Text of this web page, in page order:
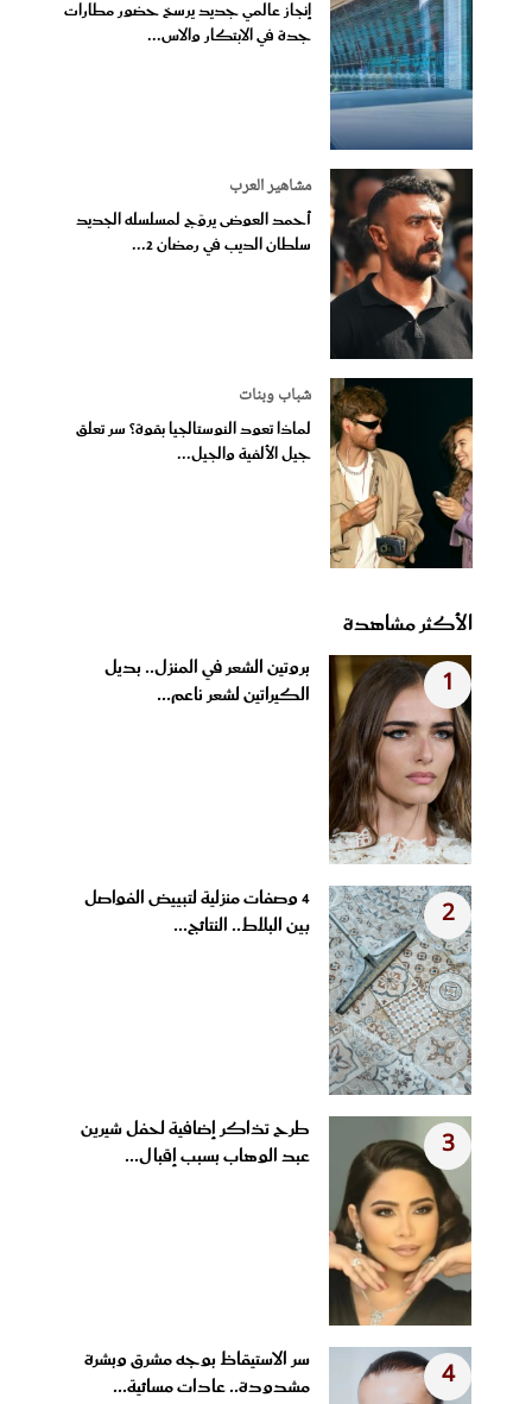
إنجاز عالمي جديد يرسخ حضور مطارات
جدة في الابتكار والاس...
مشاهير العرب
أحمد العوضى يروّج لمسلسله الجديد
سلطان الديب في رمضان 2...
شباب وبنات
لماذا تعود النوستالجيا بقوة؟ سر تعلق
جيل الألفية والجيل...
الأكثر مشاهدة
1
بروتين الشعر في المنزل.. بديل
الكيراتين لشعر ناعم...
2
4 وصفات منزلية لتبييض الفواصل
بين البلاط.. النتائج...
3
طرح تذاكر إضافية لحفل شيرين
عبد الوهاب بسبب إقبال...
4
سر الاستيقاظ بوجه مشرق وبشرة
مشدودة.. عادات مسائية...